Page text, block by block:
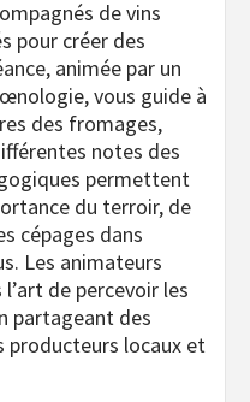
de vins
pour créer des
animée par un
vous guide à
des fromages,
notes des
permettent
du terroir, de
cépages dans
Les animateurs
de percevoir les
partageant des
producteurs locaux et